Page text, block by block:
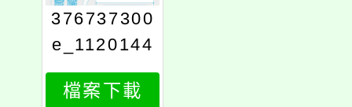
376737300
e_1120144
796_attach
2
檔案下載